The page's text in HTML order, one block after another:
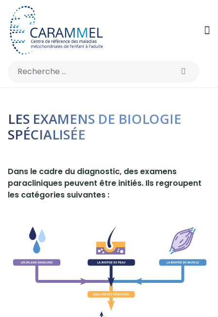
Rechercher
LES EXAMENS DE BIOLOGIE
SPÉCIALISÉE
Dans le cadre du diagnostic, des examens
paracliniques peuvent être initiés. Ils regroupent
les catégories suivantes :